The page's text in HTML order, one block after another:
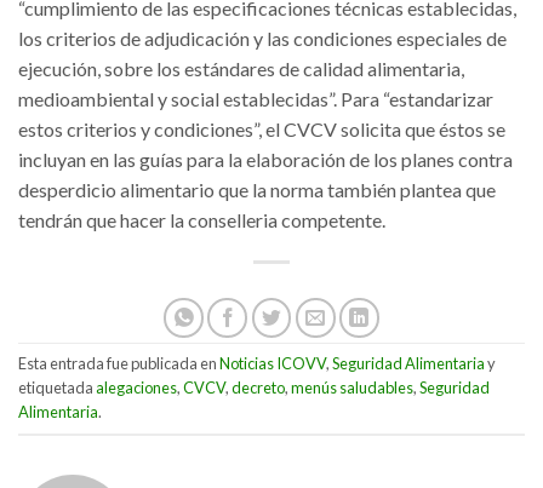
“cumplimiento de las especificaciones técnicas establecidas,
los criterios de adjudicación y las condiciones especiales de
ejecución, sobre los estándares de calidad alimentaria,
medioambiental y social establecidas”. Para “estandarizar
estos criterios y condiciones”, el CVCV solicita que éstos se
incluyan en las guías para la elaboración de los planes contra
desperdicio alimentario que la norma también plantea que
tendrán que hacer la conselleria competente.
Esta entrada fue publicada enNoticias ICOVV,Seguridad Alimentariay
etiquetadaalegaciones,CVCV,decreto,menús saludables,Seguridad
Alimentaria.